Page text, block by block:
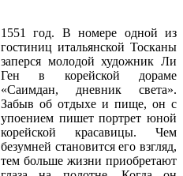
1551 год. В номере одной из
гостиниц итальянской Тосканы
заперся молодой художник Ли
Ген в корейской дораме
«Саимдан, дневник света».
Забыв об отдыхе и пище, он с
упоением пишет портрет юной
корейской красавицы. Чем
безумней становится его взгляд,
тем больше жизни приобретают